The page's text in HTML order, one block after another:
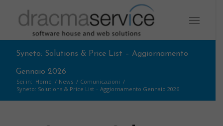
Syneto: Solutions & Price List – Aggiornamento
Gennaio 2026
Sei in: Home / News / Comunicazioni /
Syneto: Solutions & Price List – Aggiornamento Gennaio 2026